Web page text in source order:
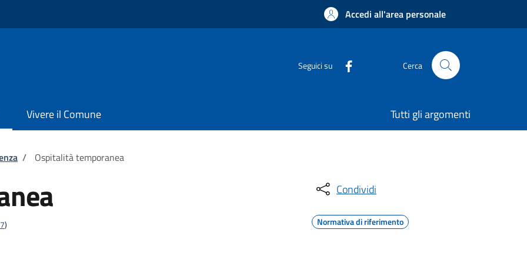
Accedi all'area personale
Seguici su Cerca
Vivere il Comune Tutti gli argomenti
/ Ospitalità temporanea
)
Condividi
Normativa di riferimento